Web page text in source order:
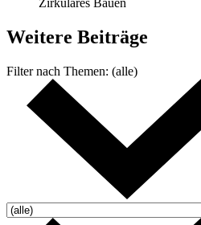
Zirkuläres Bauen
Weitere Beiträge
Filter nach Themen: (alle)